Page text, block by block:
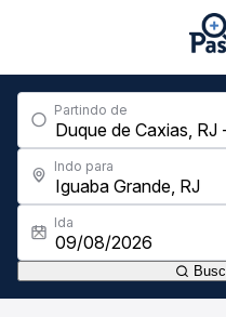
Partindo de
Indo para
Ida